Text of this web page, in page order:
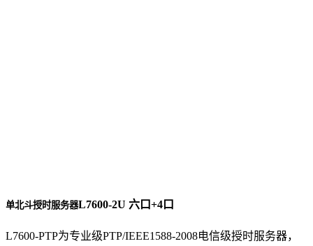
单北斗授时服务器L7600-2U 六口+4口
L7600-PTP为专业级PTP/IEEE1588-2008电信级授时服务器，